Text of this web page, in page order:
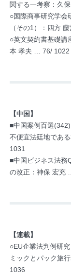
関する一考察：久
○国際商事研究学
（その1）：四方
○英文契約書基礎
本 孝夫 … 76/ 1022
【中国】
■中国案例百選
不便宜法廷地であ
1031
■中国ビジネス法務
の改正：神保 宏充
【連載】
○EU企業法判例研
ミックとパック旅
1036